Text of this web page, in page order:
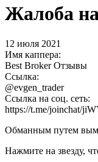
Жалоба
12 июля 2021
Имя каппера:
Best Broker Отзывы
Ссылка:
@evgen_trader
Ссылка на соц. сеть:
https://t.me/joinchat/
Обманным путем
Нажмите на звезду,